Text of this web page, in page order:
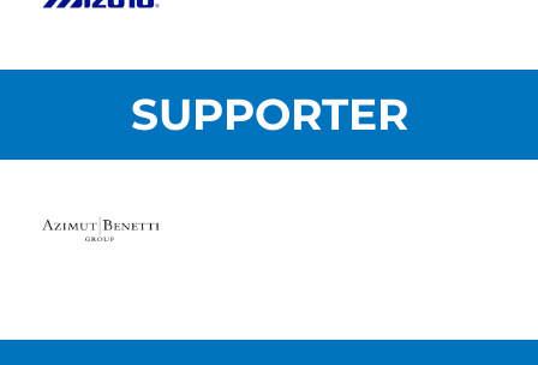
SUPPORTER